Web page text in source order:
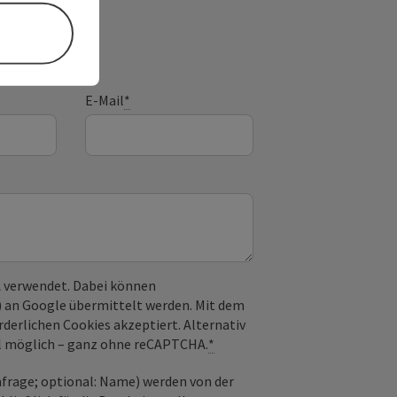
E-Mail*
Dabei können
an Google übermittelt werden. Mit dem
Cookies akzeptiert. Alternativ
– ganz ohne reCAPTCHA.*
optional: Name) werden von der